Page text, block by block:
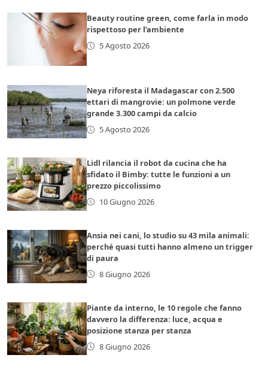
Beauty routine green, come farla in modo
rispettoso per l’ambiente
5 Agosto 2026
Neya riforesta il Madagascar con 2.500
ettari di mangrovie: un polmone verde
grande 3.300 campi da calcio
5 Agosto 2026
Lidl rilancia il robot da cucina che ha
sfidato il Bimby: tutte le funzioni a un
prezzo piccolissimo
10 Giugno 2026
Ansia nei cani, lo studio su 43 mila animali:
perché quasi tutti hanno almeno un trigger
di paura
8 Giugno 2026
Piante da interno, le 10 regole che fanno
davvero la differenza: luce, acqua e
posizione stanza per stanza
8 Giugno 2026